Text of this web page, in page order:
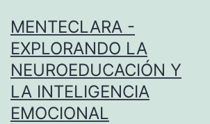
contenido
MENTECLARA -
EXPLORANDO LA
NEUROEDUCACIÓN Y
LA INTELIGENCIA
EMOCIONAL